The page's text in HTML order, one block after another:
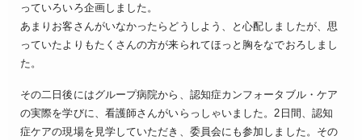
っていろいろ企画しました。
あまりお客さんがいなかったらどうしよう、と心配しましたが、思
っていたよりもたくさんの方が来られてほっと胸をなでおろしまし
た。
その二日後にはグループ病院から、認知症カンフォータブル・ケア
の実際を学びに、看護師さんがいらっしゃいました。2日間、認知
症ケアの現場を見学していただき、委員会にも参加しました。その